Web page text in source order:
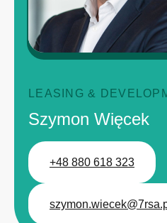
LEASING &
Szymon Więcek
+48 880 618 323